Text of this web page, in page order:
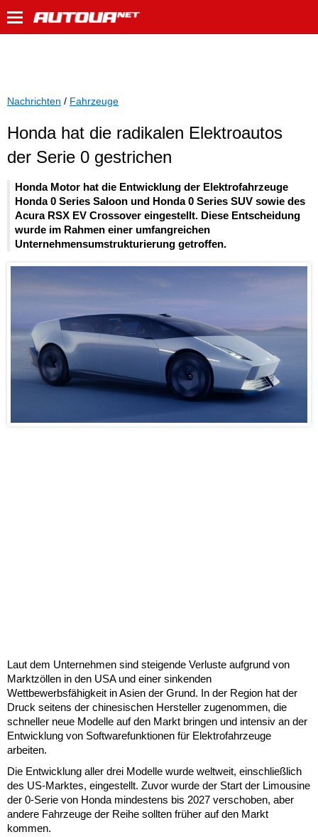
Nachrichten / Fahrzeuge
Honda hat die radikalen Elektroautos
der Serie 0 gestrichen
Honda Motor hat die Entwicklung der Elektrofahrzeuge
Honda 0 Series Saloon und Honda 0 Series SUV sowie des
Acura RSX EV Crossover eingestellt. Diese Entscheidung
wurde im Rahmen einer umfangreichen
Unternehmensumstrukturierung getroffen.
Laut dem Unternehmen sind steigende Verluste aufgrund von
Marktzöllen in den USA und einer sinkenden
Wettbewerbsfähigkeit in Asien der Grund. In der Region hat der
Druck seitens der chinesischen Hersteller zugenommen, die
schneller neue Modelle auf den Markt bringen und intensiv an der
Entwicklung von Softwarefunktionen für Elektrofahrzeuge
arbeiten.
Die Entwicklung aller drei Modelle wurde weltweit, einschließlich
des US-Marktes, eingestellt. Zuvor wurde der Start der Limousine
der 0-Serie von Honda mindestens bis 2027 verschoben, aber
andere Fahrzeuge der Reihe sollten früher auf den Markt
kommen.